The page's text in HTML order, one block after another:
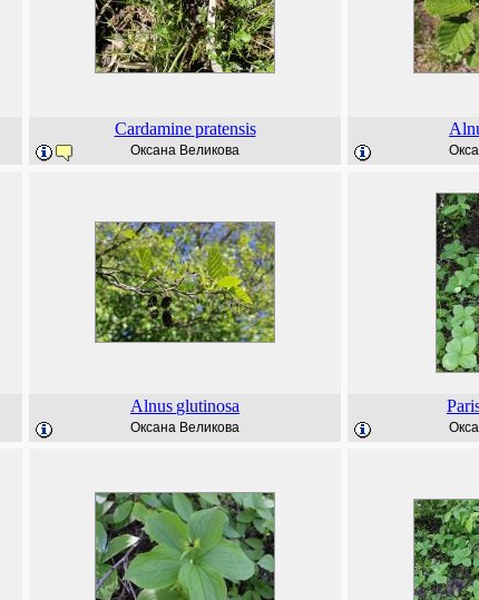
Cardamine pratensis
Оксана Великова
Alnus glutinosa
Оксана Великова